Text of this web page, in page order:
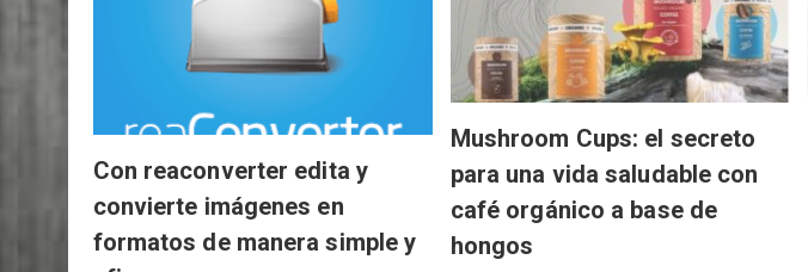
Con reaconverter edita y
convierte imágenes en
Mushroom Cups: el secreto
para una vida saludable con
café orgánico a base de